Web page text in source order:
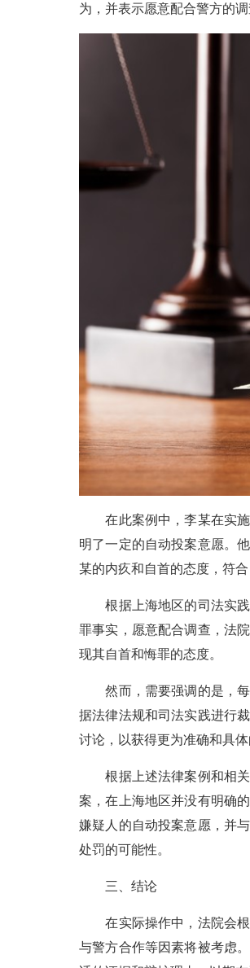
为，并表示愿意配合警方的
在此案例中，李某在实施
明了一定的自动投案意愿。
某的内疚和自首的态度，符合
根据上海地区的司法实践
罪事实，愿意配合调查，法
现其自首和悔罪的态度。
然而，需要强调的是，每
据法律法规和司法实践进行
讨论，以获得更为准确和具体
根据上述法律案例和相关
案，在上海地区并没有明确
嫌疑人的自动投案意愿，并
处罚的可能性。
三、结论
在实际操作中，法院会根
与警方合作等因素将被考虑